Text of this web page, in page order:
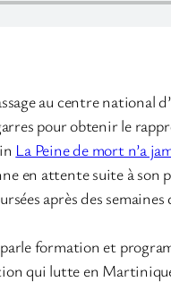
au centre
pour obtenir le
La Peine de mort n’a
en attente suite à
après des
formation et
qui lutte en